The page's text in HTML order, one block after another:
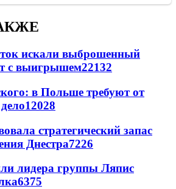
искали выброшенный
с выигрышем22132
в Польше требуют от
12028
стратегический запас
Днестра7226
лидера группы Ляпис
6375